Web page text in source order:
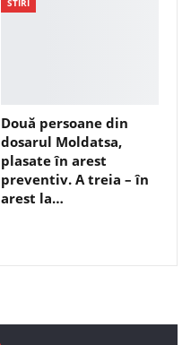
STIRI
Două persoane din
dosarul Moldatsa,
plasate în arest
preventiv. A treia – în
arest la…